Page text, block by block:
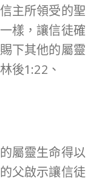
主所領受的聖
樣，讓信徒確
下其他的屬靈
後1:22、
屬靈生命得以
父啟示讓信徒